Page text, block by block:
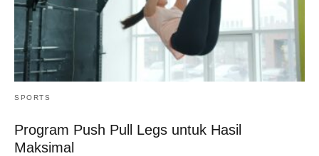
SPORTS
Program Push Pull Legs untuk Hasil
Maksimal